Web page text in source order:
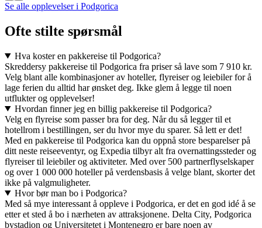
Se alle opplevelser i Podgorica
Ofte stilte spørsmål
Hva koster en pakkereise til Podgorica?
Skreddersy pakkereise til Podgorica fra priser så lave som 7 910 kr.
Velg blant alle kombinasjoner av hoteller, flyreiser og leiebiler for å
lage ferien du alltid har ønsket deg. Ikke glem å legge til noen
utflukter og opplevelser!
Hvordan finner jeg en billig pakkereise til Podgorica?
Velg en flyreise som passer bra for deg. Når du så legger til et
hotellrom i bestillingen, ser du hvor mye du sparer. Så lett er det!
Med en pakkereise til Podgorica kan du oppnå store besparelser på
ditt neste reiseeventyr, og Expedia tilbyr alt fra overnattingssteder og
flyreiser til leiebiler og aktiviteter. Med over 500 partnerflyselskaper
og over 1 000 000 hoteller på verdensbasis å velge blant, skorter det
ikke på valgmuligheter.
Hvor bør man bo i Podgorica?
Med så mye interessant å oppleve i Podgorica, er det en god idé å se
etter et sted å bo i nærheten av attraksjonene. Delta City, Podgorica
bystadion og Universitetet i Montenegro er bare noen av